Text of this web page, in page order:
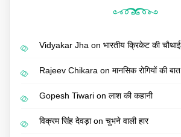
Vidyakar Jha on भारतीय क्रिकेट की
Rajeev Chikara on मानसिक रोगियों की बात
Gopesh Tiwari on लाश की कहानी
विक्रम सिंह देवड़ाon चुभने वाली हार